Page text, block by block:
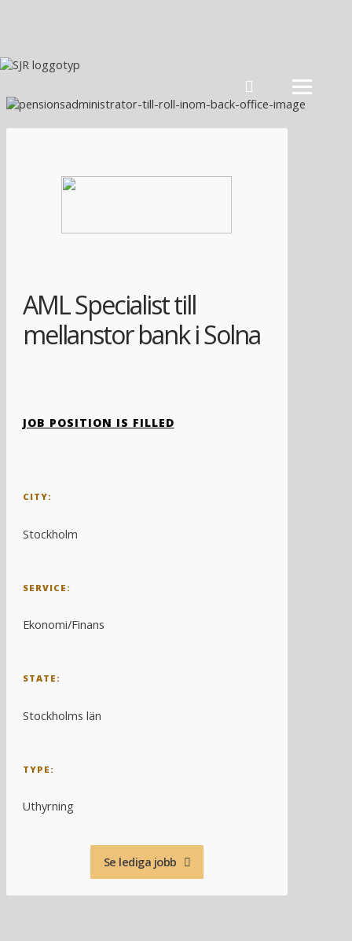
JOB POSITION IS FILLED
CITY:
Stockholm
SERVICE:
Ekonomi/Finans
STATE:
Stockholms län
TYPE:
Uthyrning
AML Specialist till
mellanstor bank i Solna
Se lediga jobb